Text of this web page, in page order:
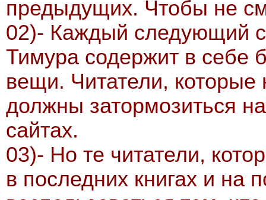
предыдущих. Чтобы не
02)- Каждый следующий
Тимура содержит в себе
вещи. Читатели,
должны затормозиться
сайтах.
03)- Но те читатели,
в последних книгах и на